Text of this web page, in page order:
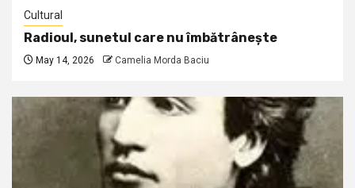
Cultural
Radioul, sunetul care nu îmbătrânește
May 14, 2026 Camelia Morda Baciu